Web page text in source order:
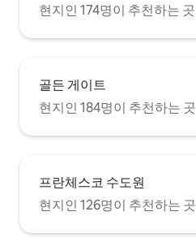
현지인 174명이 추천하는 곳
골든 게이트
현지인 184명이 추천하는 곳
프란체스코 수도원
현지인 126명이 추천하는 곳